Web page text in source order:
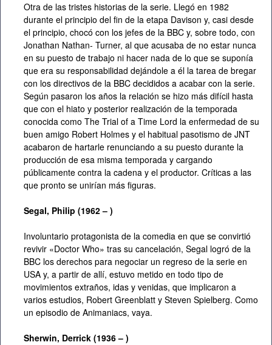
Otra de las tristes historias de la serie. Llegó en 1982
durante el principio del fin de la etapa Davison y, casi desde
el principio, chocó con los jefes de la BBC y, sobre todo, con
Jonathan Nathan- Turner, al que acusaba de no estar nunca
en su puesto de trabajo ni hacer nada de lo que se suponía
que era su responsabilidad dejándole a él la tarea de bregar
con los directivos de la BBC decididos a acabar con la serie.
Según pasaron los años la relación se hizo más difícil hasta
que con el hiato y posterior realización de la temporada
conocida como The Trial of a Time Lord la enfermedad de su
buen amigo Robert Holmes y el habitual pasotismo de JNT
acabaron de hartarle renunciando a su puesto durante la
producción de esa misma temporada y cargando
públicamente contra la cadena y el productor. Críticas a las
que pronto se unirían más figuras.
Segal, Philip (1962 – )
Involuntario protagonista de la comedia en que se convirtió
revivir «Doctor Who» tras su cancelación, Segal logró de la
BBC los derechos para negociar un regreso de la serie en
USA y, a partir de allí, estuvo metido en todo tipo de
movimientos extraños, idas y venidas, que implicaron a
varios estudios, Robert Greenblatt y Steven Spielberg. Como
un episodio de Animaniacs, vaya.
Sherwin, Derrick (1936 – )